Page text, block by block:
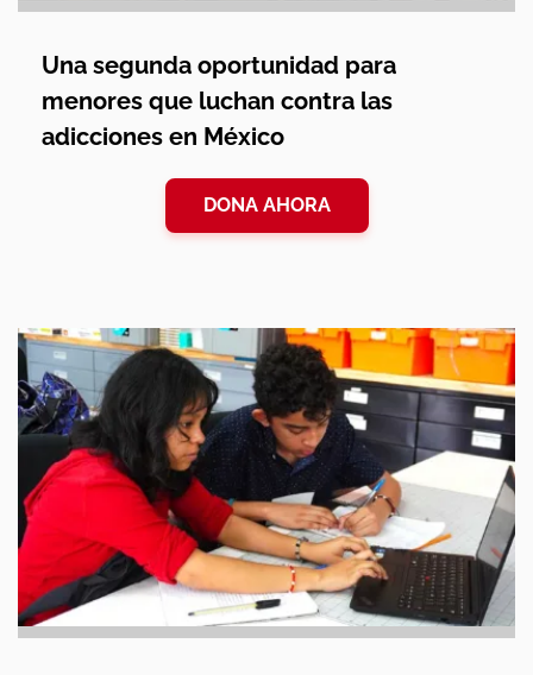
Una segunda oportunidad para
menores que luchan contra las
adicciones en México
DONA AHORA